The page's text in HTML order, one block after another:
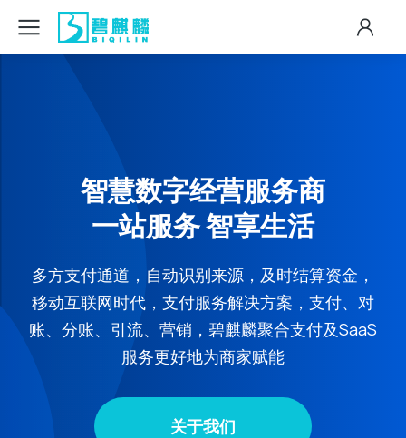
智慧数字经营服务商
一站服务 智享生活
多方支付通道，自动识别来源，及时结算资金，
移动互联网时代，支付服务解决方案，支付、对
账、分账、引流、营销，碧麒麟聚合支付及SaaS
服务更好地为商家赋能
关于我们